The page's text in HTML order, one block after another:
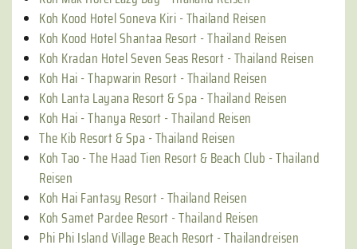
Koh Kood Hotel Soneva Kiri - Thailand Reisen
Koh Kood Hotel Shantaa Resort - Thailand Reisen
Koh Kradan Hotel Seven Seas Resort - Thailand Reisen
Koh Hai - Thapwarin Resort - Thailand Reisen
Koh Lanta Layana Resort & Spa - Thailand Reisen
Koh Hai - Thanya Resort - Thailand Reisen
The Kib Resort & Spa - Thailand Reisen
Koh Tao - The Haad Tien Resort & Beach Club - Thailand
Reisen
Koh Hai Fantasy Resort - Thailand Reisen
Koh Samet Pardee Resort - Thailand Reisen
Phi Phi Island Village Beach Resort - Thailandreisen